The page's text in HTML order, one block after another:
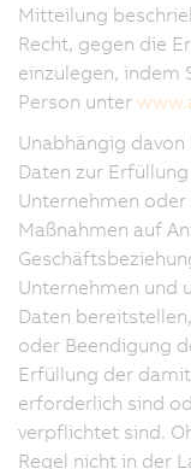
Mitteilung
Recht, gegen die
einzulegen, indem
Person unter
Unabhängig
Daten zur
Unternehmen
Maßnahmen auf
Unternehmen und
Daten
oder Beendigung
Erfüllung der
erforderlich sind
verpflichtet sind.
Regel nicht in der